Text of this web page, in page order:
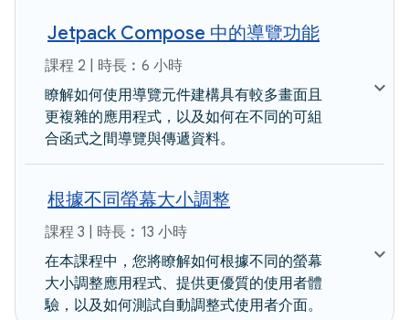
Jetpack Compose 中的導覽功能
課程 2 | 時長︰6 小時
瞭解如何使用導覽元件建構具有較多畫面且
更複雜的應用程式，以及如何在不同的可組
合函式之間導覽與傳遞資料。
根據不同螢幕大小調整
課程 3 | 時長︰13 小時
在本課程中，您將瞭解如何根據不同的螢幕
大小調整應用程式、提供更優質的使用者體
驗，以及如何測試自動調整式使用者介面。